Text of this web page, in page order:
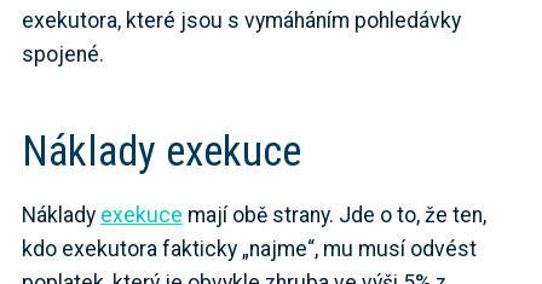
exekutora, které jsou s vymáháním pohledávky
spojené.
Náklady exekuce
Náklady exekuce mají obě strany. Jde o to, že ten,
kdo exekutora fakticky „najme“, mu musí odvést